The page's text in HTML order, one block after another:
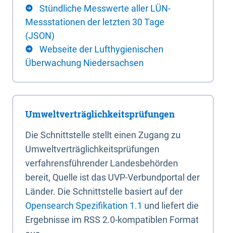
Stündliche Messwerte aller LÜN-
Messstationen der letzten 30 Tage
(JSON)
Webseite der Lufthygienischen
Überwachung Niedersachsen
Umweltverträglichkeitsprüfungen
Die Schnittstelle stellt einen Zugang zu
Umweltverträglichkeitsprüfungen
verfahrensführender Landesbehörden
bereit, Quelle ist das UVP-Verbundportal der
Länder. Die Schnittstelle basiert auf der
Opensearch Spezifikation 1.1 und liefert die
Ergebnisse im RSS 2.0-kompatiblen Format